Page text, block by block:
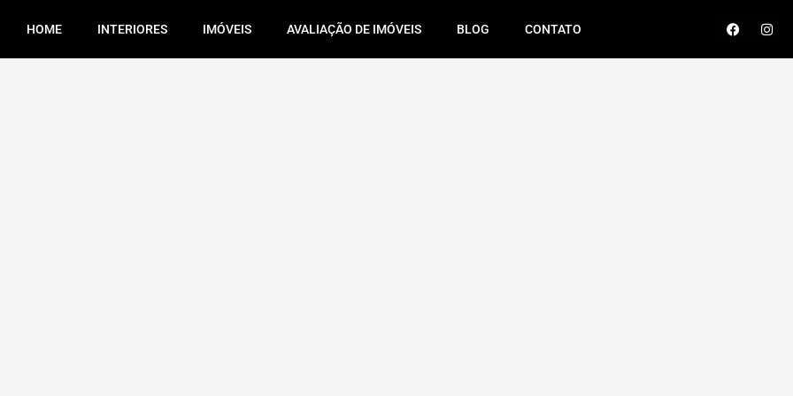
HOME INTERIORES IMÓVEIS AVALIAÇÃO DE IMÓVEIS BLOG CONTATO